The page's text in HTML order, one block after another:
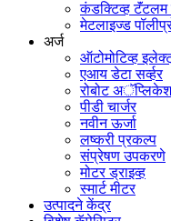
कंडक्टिव्ह
मेटलाइज्ड
अर्ज
ऑटोमोटिव्ह
एआय डेटा सर्व्हर
रोबोट
पीडी चार्जर
नवीन ऊर्जा
लष्करी प्रकल्प
संप्रेषण उपकरणे
मोटर ड्राइव्ह
स्मार्ट मीटर
उत्पादने केंद्र